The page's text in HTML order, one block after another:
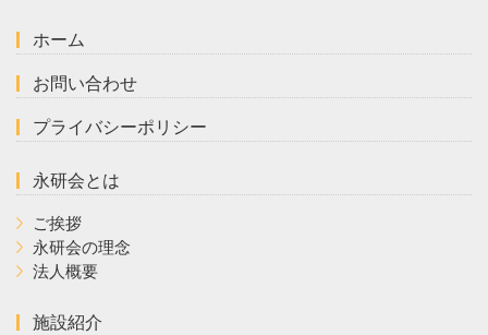
ホーム
お問い合わせ
プライバシーポリシー
永研会とは
ご挨拶
永研会の理念
法人概要
施設紹介